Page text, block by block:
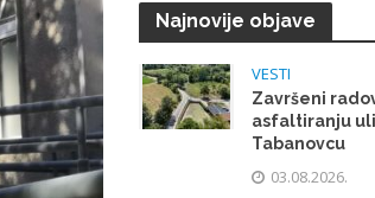
Najnovije objave
VESTI
Završeni
asfaltiranju
Tabanovcu
03.08.2026.